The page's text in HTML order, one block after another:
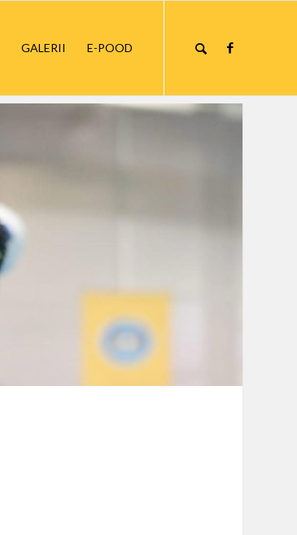
GALERII E-POOD